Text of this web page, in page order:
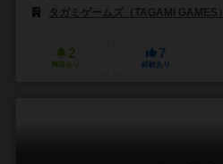
タガミゲームズ（TAGAMI GAMES）
2
興味あり
7
経験あり